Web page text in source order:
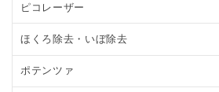
ピコレーザー
ほくろ除去・いぼ除去
ポテンツァ